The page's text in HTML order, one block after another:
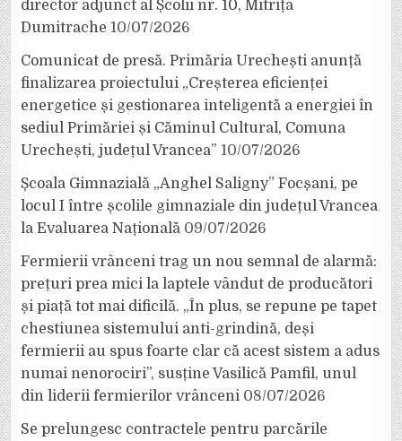
director adjunct al Școlii nr. 10, Mitrița
Dumitrache 10/07/2026
Comunicat de presă. Primăria Urechești anunță
finalizarea proiectului „Creșterea eficienței
energetice și gestionarea inteligentă a energiei în
sediul Primăriei și Căminul Cultural, Comuna
Urechești, județul Vrancea” 10/07/2026
Școala Gimnazială „Anghel Saligny” Focșani, pe
locul I între școlile gimnaziale din județul Vrancea
la Evaluarea Națională 09/07/2026
Fermierii vrânceni trag un nou semnal de alarmă:
prețuri prea mici la laptele vândut de producători
și piață tot mai dificilă. „În plus, se repune pe tapet
chestiunea sistemului anti-grindină, deși
fermierii au spus foarte clar că acest sistem a adus
numai nenorociri”, susține Vasilică Pamfil, unul
din liderii fermierilor vrânceni 08/07/2026
Se prelungesc contractele pentru parcările